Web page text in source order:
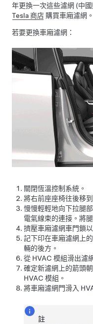
年更換一次這些濾網 (中
Tesla 商店 購買車廂濾網。
若要更換車廂濾網：
關閉恆溫控制系統。
將右前座座椅往後移到
慢慢輕輕地向下拉腿
電氣線束的連接。將
擠壓車廂濾網車門鎖
記下印在車廂濾網上
輛的後方。
從 HVAC 模組滑出濾
確定新濾網上的箭頭
HVAC 模組。
將車廂濾網門滑入
註